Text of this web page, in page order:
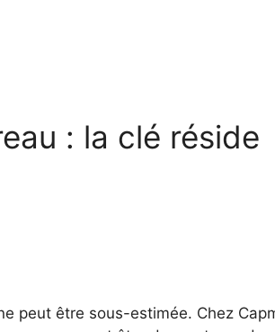
: la clé réside
peut être sous-estimée. Chez